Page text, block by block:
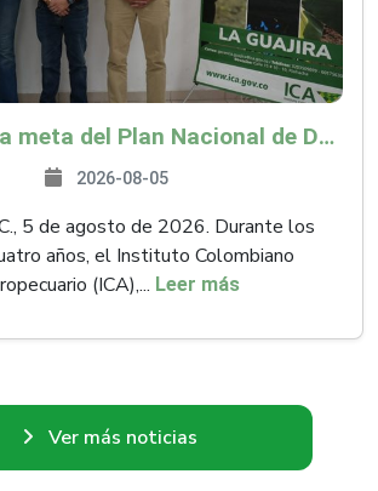
ICA superó la meta del Plan Nacional de Desarrollo y abrió 61 mercados internacionales
2026-08-05
5 de agosto de 2026. Durante los
años, el Instituto Colombiano
(ICA),... Leer más
Ver más noticias